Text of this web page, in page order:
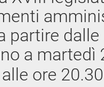
partire
a
ore